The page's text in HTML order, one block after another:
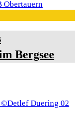
Bergsee